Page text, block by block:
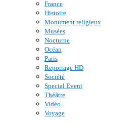
France
Histoire
Monument religieux
Musées
Nocturne
Océan
Paris
Reportage HD
Société
Special Event
Théâtre
Vidéo
Voyage